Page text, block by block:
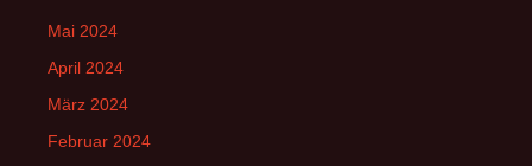
Mai 2024
April 2024
März 2024
Februar 2024